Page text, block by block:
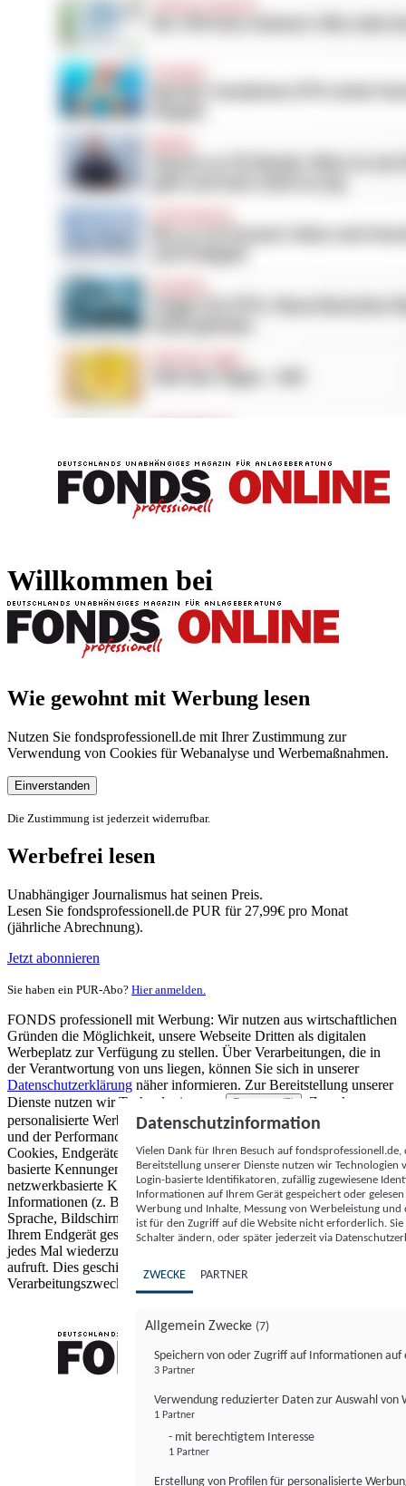
Willkommen bei
Wie gewohnt mit Werbung lesen
Nutzen Sie fondsprofessionell.de mit Ihrer Zustimmung zur
Verwendung von Cookies für Webanalyse und Werbemaßnahmen.
Einverstanden
Die Zustimmung ist jederzeit widerrufbar.
Werbefrei lesen
Unabhängiger Journalismus hat seinen Preis.
Lesen Sie fondsprofessionell.de PUR für 27,99€ pro Monat
(jährliche Abrechnung).
Jetzt abonnieren
Sie haben ein PUR-Abo? Hier anmelden.
FONDS professionell mit Werbung: Wir nutzen aus wirtschaftlichen
Gründen die Möglichkeit, unsere Webseite Dritten als digitalen
Werbeplatz zur Verfügung zu stellen. Über Verarbeitungen, die in
der Verantwortung von uns liegen, können Sie sich in unserer
Datenschutzerklärung näher informieren. Zur Bereitstellung unserer
Dienste nutzen wir Technologien von
Partnern (5)
. Zwecke:
personalisierte Werbung und Inhalte, Messung von Werbeleistung
und der Performance von Inhalten sowie Zielgruppenforschung.
Cookies, Endgeräte- oder ähnliche Online-Kennungen (z. B. login-
basierte Kennungen, zufällig generierte Kennungen,
netzwerkbasierte Kennungen) können zusammen mit anderen
Informationen (z. B. Browsertyp und Browserinformationen,
Sprache, Bildschirmgröße, unterstützte Technologien usw.) auf
Ihrem Endgerät gespeichert oder von dort ausgelesen werden, um es
jedes Mal wiederzuerkennen, wenn es eine App oder einer Webseite
aufruft. Dies geschieht für einen oder mehrere der hier aufgeführten
Verarbeitungszwecke.
Datenschutzinformation
Vielen Dank für Ihren Besuch auf
Bereitstellung unserer Dienste nutzen wir Technologien
Login-basierte Identifikatoren, zufällig zugewiesene
Informationen auf Ihrem Gerät gespeichert oder
Werbung und Inhalte, Messung von Werbeleistung
ist für den Zugriff auf die Website nicht erforderlich.
Schalter ändern, oder später jederzeit via
ZWECKE PARTNER
Allgemein Zwecke (7)
Speichern von oder Zugriff auf Informationen auf
3 Partner
Verwendung reduzierter Daten zur Auswahl von
1 Partner
- mit berechtigtem Interesse
1 Partner
Erstellung von Profilen für personalisierte
FONDS professionell